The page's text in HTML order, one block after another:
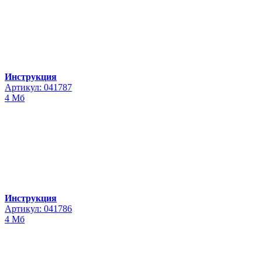
Инструкция
Артикул: 041787
4 Мб
Инструкция
Артикул: 041786
4 Мб